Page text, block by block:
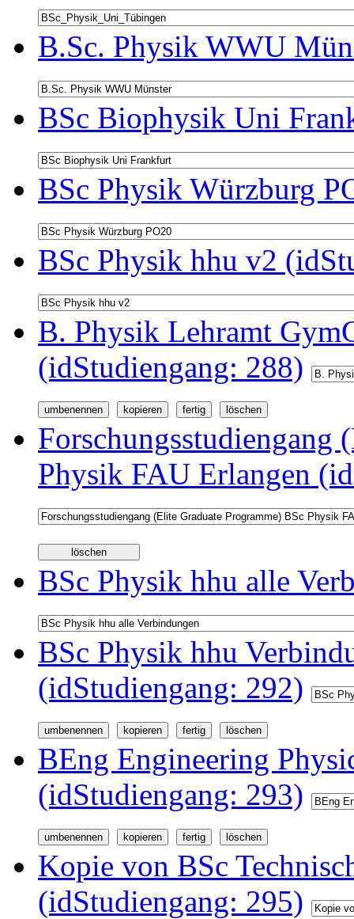
B.Sc. Physik WWU
BSc Biophysik Uni
BSc Physik Würzburg
BSc Physik hhu v2
B. Physik Lehramt
(idStudiengang: 288)
Forschungsstudiengang
Physik FAU Erlangen
BSc Physik hhu alle
BSc Physik hhu
(idStudiengang: 292)
BEng Engineering
(idStudiengang: 293)
Kopie von BSc
(idStudiengang: 295)